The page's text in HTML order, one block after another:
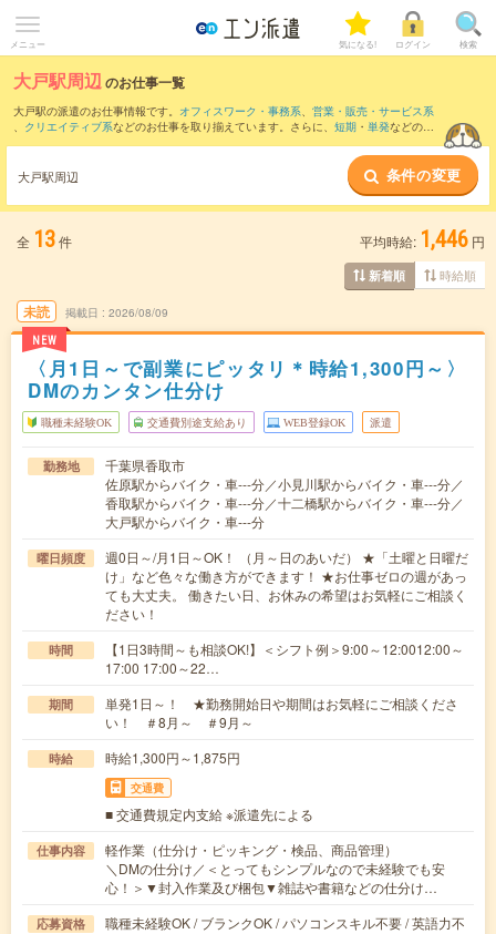
メニュー 気になる! ログイン 検索
大戸駅周辺のお仕事一覧
大戸駅の派遣のお仕事情報です。 オフィスワーク・事務系、 営業・販売・サービス系
、 クリエイティブ系などのお仕事を取り揃えています。さらに、 短期 ・ 単発などの期
また、久住駅
など近隣駅のお仕事もご確認い
ただけます。
大戸駅周辺 条件の変更
全 13件 平均時給: 1,446 円
新着順 時給順
未読
NEW
掲載日 2026/08/09
〈月1日～で副業にピッタリ＊時給1,300円～〉
DMのカンタン仕分け
職種未経験OK 交通費別途支給あり WEB登録OK 派遣
勤務地
千葉県香取市
佐原駅からバイク・車---分／小見川駅からバイク・車---分／
香取駅からバイク・車---分／十二橋駅からバイク・車---分／
大戸駅からバイク・車---分
曜日頻度
週0日～/月1日～OK！ （月～日のあいだ） ★「土曜と日曜だ
け」など色々な働き方ができます！ ★お仕事ゼロの週があっ
ても大丈夫。 働きたい日、お休みの希望はお気軽にご相談く
ださい！
時間
【1日3時間～も相談OK!】＜シフト例＞9:00～12:0012:00～
17:00 17:00～22…
期間
単発1日～！ ★勤務開始日や期間はお気軽にご相談くださ
い！ ＃8月～ ＃9月～
時給 時給1,300円～1,875円
交通費
■ 交通費規定内支給 ※派遣先による
仕事内容
軽作業（仕分け・ピッキング・検品、商品管理）
＼DMの仕分け／＜とってもシンプルなので未経験でも安
心！＞▼封入作業及び梱包▼雑誌や書籍などの仕分け…
応募資格
職種未経験OK / ブランクOK / パソコンスキル不要 / 英語力不